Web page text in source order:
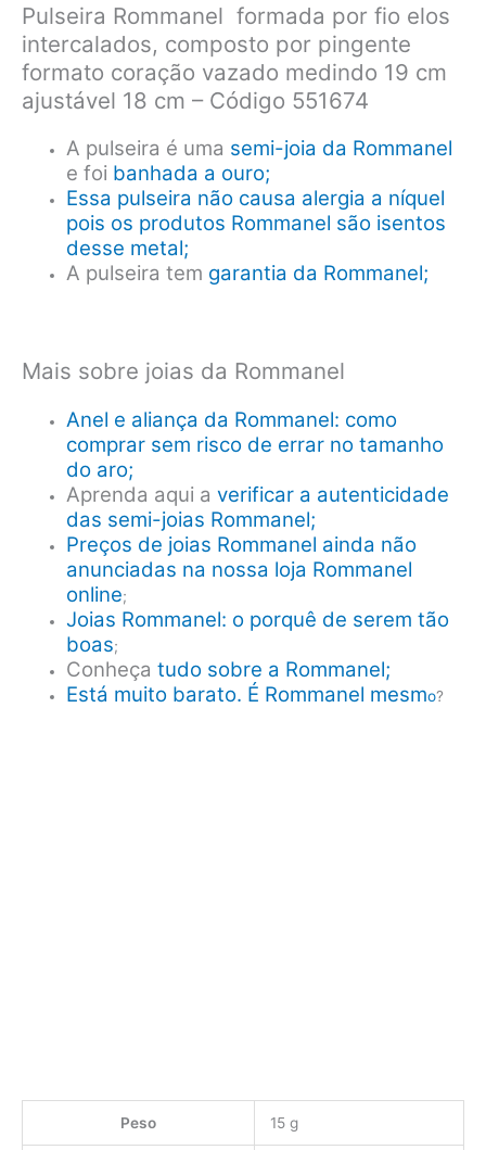
Pulseira Rommanel formada por fio elos
intercalados, composto por pingente
formato coração vazado medindo 19 cm
ajustável 18 cm – Código 551674
A pulseira é uma semi-joia da Rommanel
e foi banhada a ouro;
Essa pulseira não causa alergia a níquel
pois os produtos Rommanel são isentos
desse metal;
A pulseira tem garantia da Rommanel;
Mais sobre joias da Rommanel
Anel e aliança da Rommanel: como
comprar sem risco de errar no tamanho
do aro;
Aprenda aqui averificar a autenticidade
das semi-joias Rommanel;
Preços de joias Rommanel ainda não
anunciadas na nossa loja Rommanel
online;
Joias Rommanel: o porquê de serem tão
boas;
Conheçatudo sobre a Rommanel;
Está muito barato. É Rommanel mesmo?
Peso 15 g